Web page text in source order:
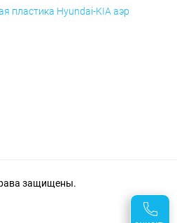
пластика Hyundai-KIA аэр
защищены.